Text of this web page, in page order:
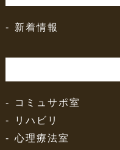
新着情報
コミュサポ室
リハビリ
心理療法室